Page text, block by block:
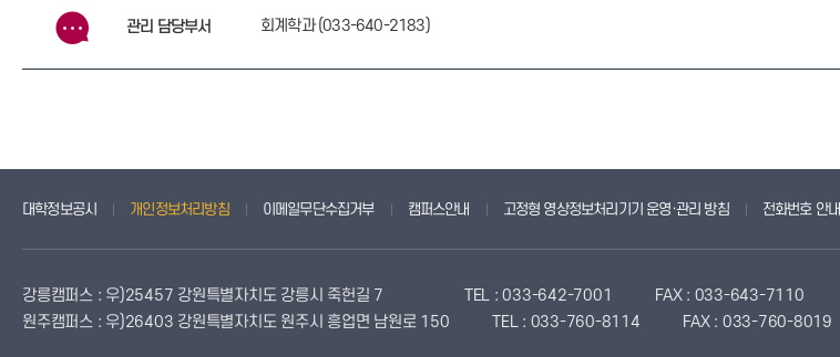
관리 담당부서 회계학과 (033-640-2183)
대학정보공시 개인정보처리방침 이메일무단수집거부 캠퍼스안내 고정형 영상정보처리기기 운영·관리 방침 전화번호 안내
강릉캠퍼스 : 우)25457 강원특별자치도 강릉시 죽헌길 7 TEL : 033-642-7001
FAX : 033-643-7110
원주캠퍼스 : 우)26403 강원특별자치도 원주시 흥업면 남원로 150
TEL : 033-760-8114 FAX : 033-760-8019